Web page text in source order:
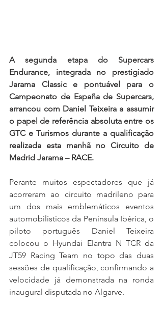
A segunda etapa do Supercars
Endurance, integrada no prestigiado
Jarama Classic e pontuável para o
Campeonato de España de Supercars,
arrancou com Daniel Teixeira a assumir
o papel de referência absoluta entre os
GTC e Turismos durante a qualificação
realizada esta manhã no Circuito de
Madrid Jarama – RACE.
Perante muitos espectadores que já
acorreram ao circuito madrileno para
um dos mais emblemáticos eventos
automobilísticos da Península Ibérica, o
piloto português Daniel Teixeira
colocou o Hyundai Elantra N TCR da
JT59 Racing Team no topo das duas
sessões de qualificação, confirmando a
velocidade já demonstrada na ronda
inaugural disputada no Algarve.